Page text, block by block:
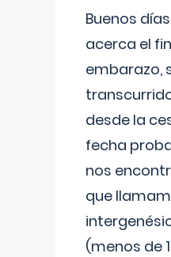
Buenos
acerca el
embarazo,
desde la
fecha
nos
que
(menos de